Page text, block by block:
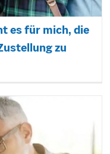
es für mich, die
zu